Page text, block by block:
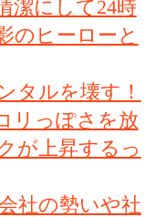
潔にして24時
のヒーローと
タルを壊す！
リっぽさを放
が上昇するっ
社の勢いや社